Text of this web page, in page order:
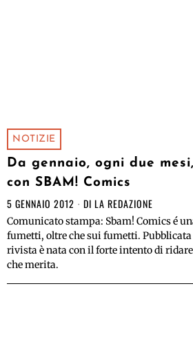
NOTIZIE
Da gennaio, ogni due
con SBAM! Comics
5 GENNAIO 2012 DI LA REDAZIONE
Comunicato stampa: Sbam! Comics é
fumetti, oltre che sui fumetti. Pubblicata
rivista è nata con il forte intento di
che merita.